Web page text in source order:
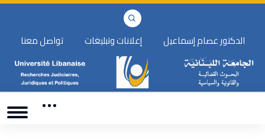
الدكتور عصام إسماعيل إعلانات وتبليغات تواصل معنا